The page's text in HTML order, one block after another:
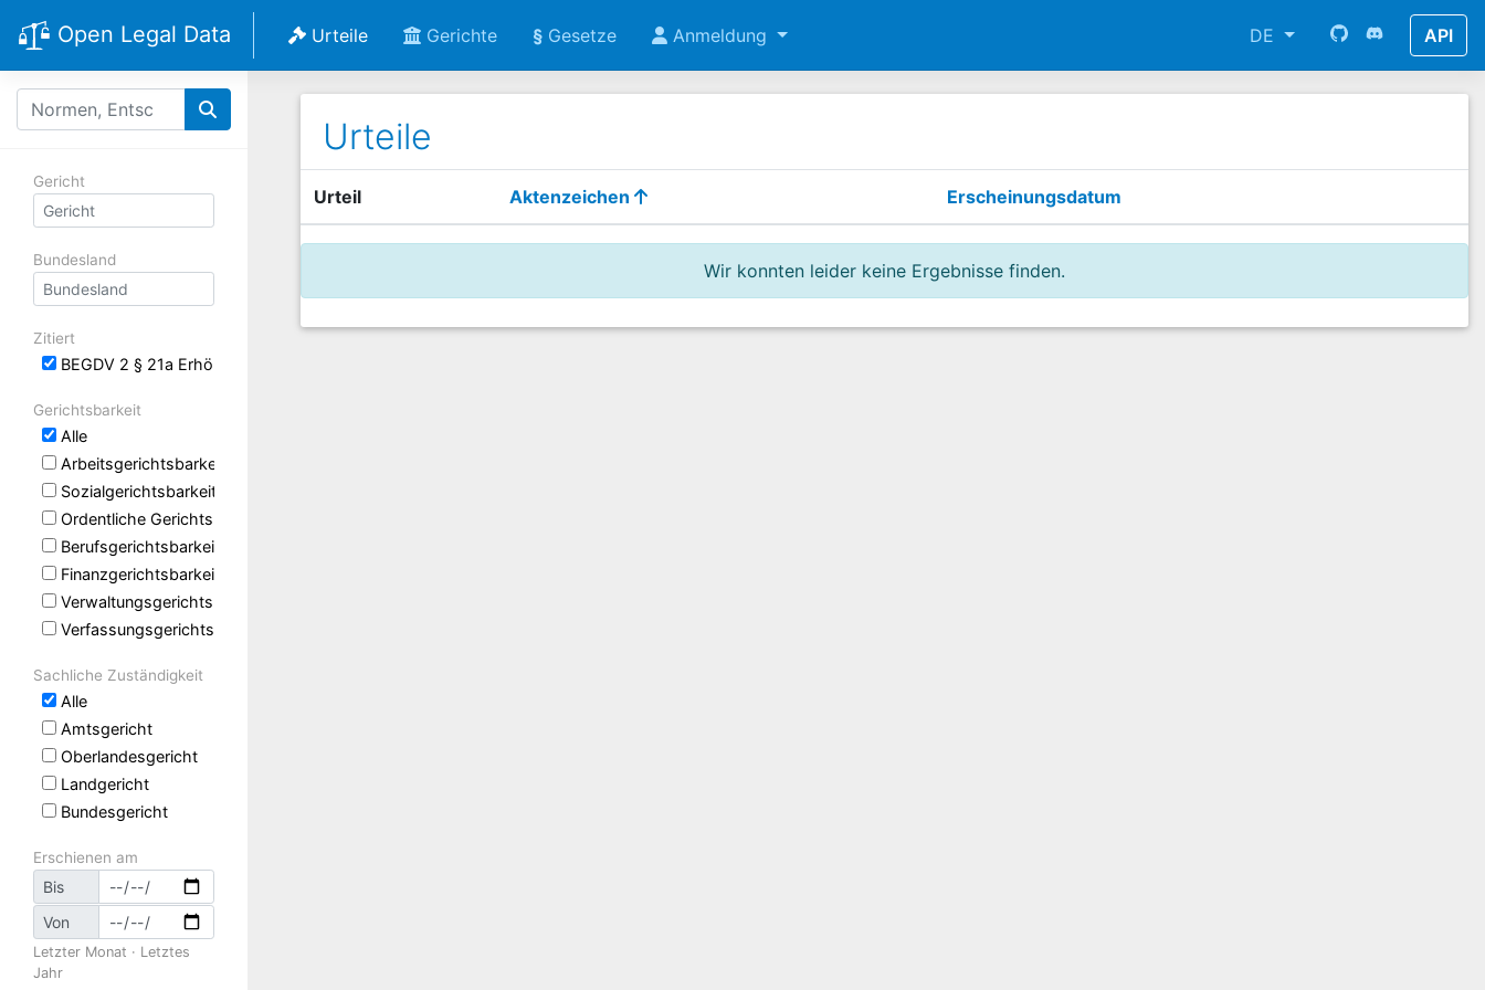
Open Legal Data Urteile Gerichte § Gesetze Anmeldung DE API
Gericht
Bundesland
Zitiert
BEGDV 2 § 21a Erhöhung der monatlichen Mindestbeträge der Rente (§ 32 Abs. 1 des Bundesentschädigungsgesetzes)
Gerichtsbarkeit
Alle
Arbeitsgerichtsbarkeit
Sozialgerichtsbarkeit
Ordentliche Gerichtsbarkeit
Berufsgerichtsbarkeit
Finanzgerichtsbarkeit
Verwaltungsgerichtsbarkeit
Verfassungsgerichtsbarkeit
Sachliche Zuständigkeit
Alle
Amtsgericht
Oberlandesgericht
Landgericht
Bundesgericht
Erschienen am
Bis
Von
Letzter Monat · Letztes
Jahr
Urteile
Urteil Aktenzeichen Erscheinungsdatum
Wir konnten leider keine Ergebnisse finden.